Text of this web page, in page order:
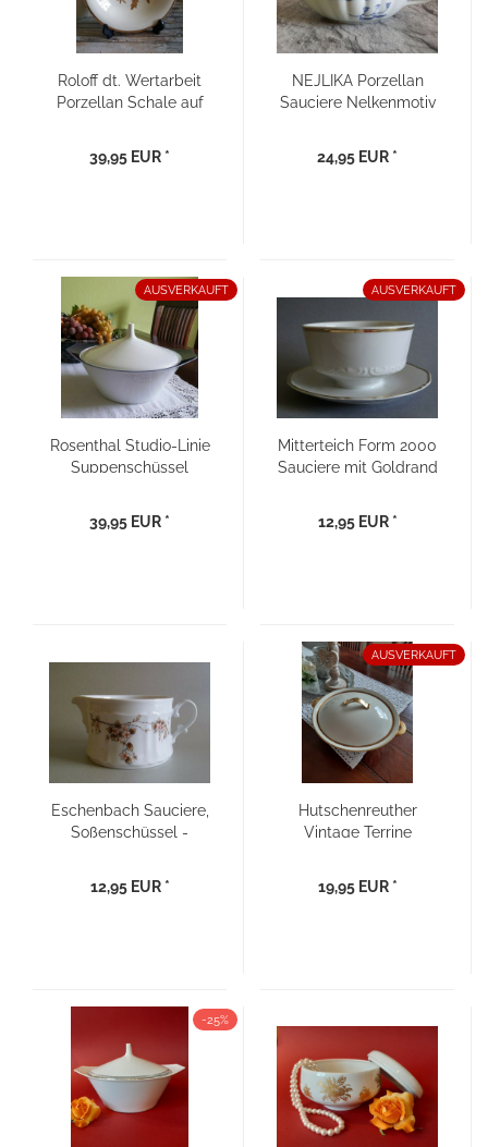
Roloff dt. Wertarbeit
Porzellan Schale auf
39,95 EUR *
NEJLIKA Porzellan
Sauciere Nelkenmotiv
24,95 EUR *
AUSVERKAUFT
Rosenthal Studio-Linie
Suppenschüssel
39,95 EUR *
AUSVERKAUFT
Mitterteich Form 2000
Sauciere mit Goldrand
12,95 EUR *
Eschenbach Sauciere,
Soßenschüssel -
12,95 EUR *
AUSVERKAUFT
Hutschenreuther
Vintage Terrine
19,95 EUR *
-25%